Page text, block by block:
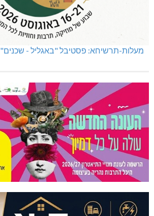
מעלות-תרשיחא: פסטיבל "באגליל - שכנים"